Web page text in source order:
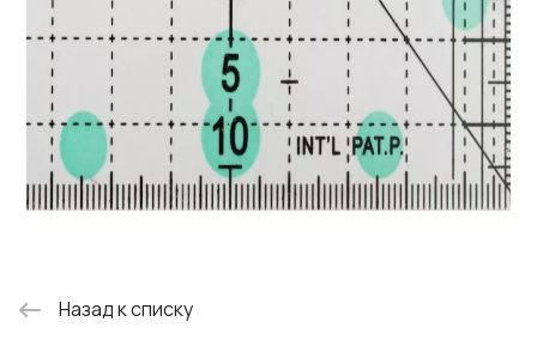
Назад к списку